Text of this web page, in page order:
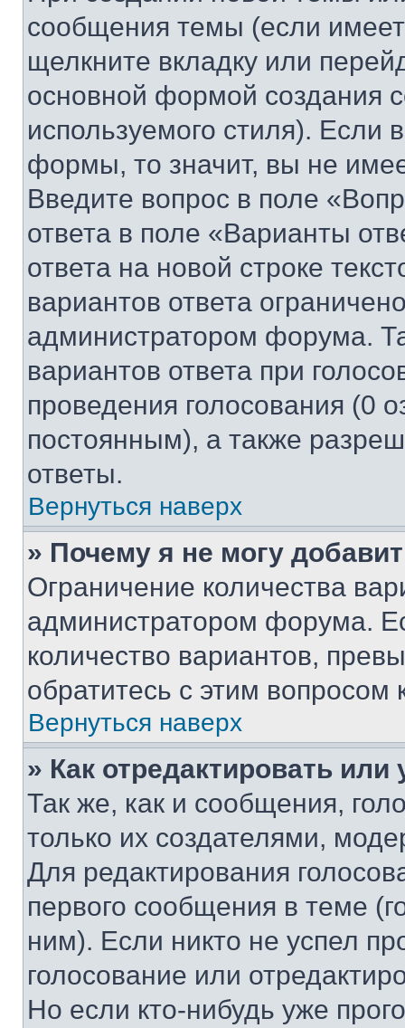
сообщения темы (если
щелкните вкладку или
основной формой создания
используемого стиля). Если
формы, то значит, вы не
Введите вопрос в поле
ответа в поле «Варианты
ответа на новой строке
вариантов ответа
администратором форума.
вариантов ответа при
проведения голосования (0
постоянным), а также
ответы.
Вернуться наверх
» Почему я не могу
Ограничение количества
администратором форума.
количество вариантов,
обратитесь с этим вопросом
Вернуться наверх
» Как отредактировать
Так же, как и сообщения,
только их создателями,
Для редактирования
первого сообщения в теме
ним). Если никто не успел
голосование или
Но если кто-нибудь уже